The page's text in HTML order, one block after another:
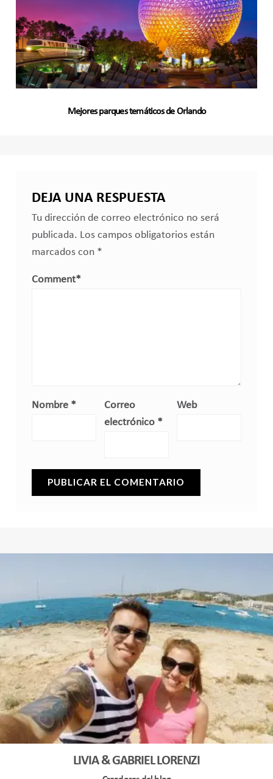
Mejores parques temáticos de Orlando
DEJA UNA RESPUESTA
Tu dirección de correo electrónico no será
publicada. Los campos obligatorios están
marcados con *
Comment*
Nombre *
Correo
electrónico *
Web
LIVIA & GABRIEL LORENZI